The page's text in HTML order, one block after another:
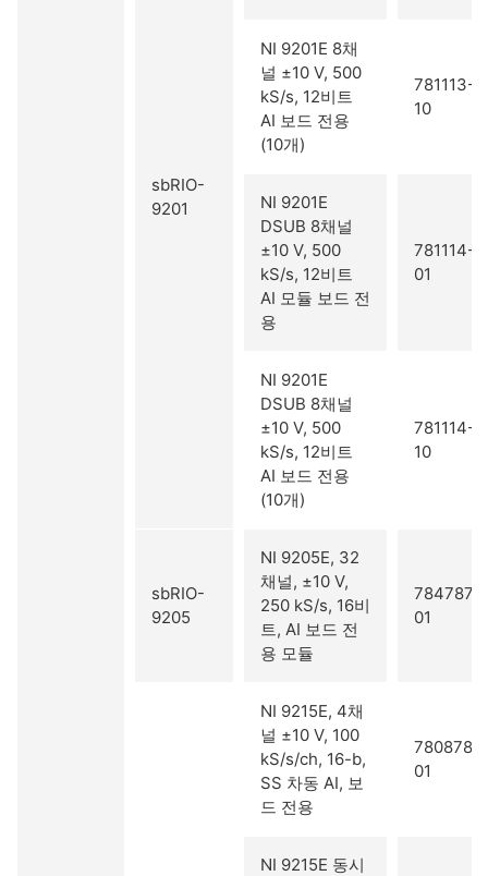
sbRIO-
9201
NI 9201E 8채
널 ±10 V, 500
kS/s, 12비트
AI 보드 전용
(10개)
781113-
10
NI 9201E
DSUB 8채널
±10 V, 500
kS/s, 12비트
AI 모듈 보드 전
용
781114-
01
NI 9201E
DSUB 8채널
±10 V, 500
kS/s, 12비트
AI 보드 전용
(10개)
781114-
10
sbRIO-
9205
NI 9205E, 32
채널, ±10 V,
250 kS/s, 16비
트, AI 보드 전
용 모듈
784787-
01
NI 9215E, 4채
널 ±10 V, 100
kS/s/ch, 16-b,
SS 차동 AI, 보
드 전용
780878-
01
NI 9215E 동시